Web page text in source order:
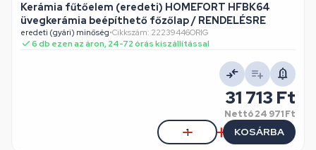
Kerámia fűtőelem (eredeti) HOMEFORT HFBK64
üvegkerámia beépíthető főzőlap / RENDELÉSRE
eredeti (gyári) minőség•Cikkszám: 22239446ORIG
6 db ezen az áron, 24-72 órás kiszállítással
31 713 Ft
Nettó24 971 Ft
KOSÁRBA